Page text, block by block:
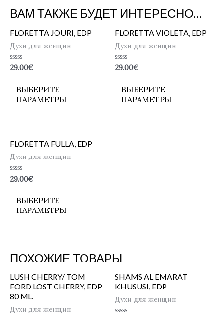
ВАМ ТАКЖЕ БУДЕТ ИНТЕРЕСНО…
FLORETTA JOURI, EDP
Духи для женщин
Оценка
из
29.00€
ВЫБЕРИТЕ
ПАРАМЕТРЫ
FLORETTA VIOLETA, EDP
Духи для женщин
Оценка
из
29.00€
ВЫБЕРИТЕ
ПАРАМЕТРЫ
FLORETTA FULLA, EDP
Духи для женщин
Оценка
0
из
29.00€
ВЫБЕРИТЕ
ПАРАМЕТРЫ
ПОХОЖИЕ ТОВАРЫ
LUSH CHERRY/ TOM
FORD LOST CHERRY, EDP
80 ML.
Духи для женщин
SHAMS AL EMARAT
KHUSUSI, EDP
Духи для женщин